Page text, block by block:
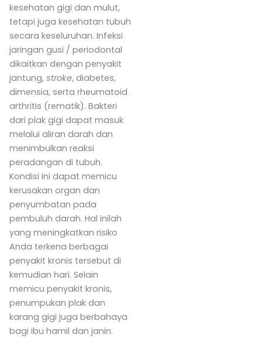
kesehatan gigi dan mulut,
tetapi juga kesehatan tubuh
secara keseluruhan. Infeksi
jaringan gusi / periodontal
dikaitkan dengan penyakit
jantung, stroke, diabetes,
dimensia, serta rheumatoid
arthritis (rematik). Bakteri
dari plak gigi dapat masuk
melalui aliran darah dan
menimbulkan reaksi
peradangan di tubuh.
Kondisi ini dapat memicu
kerusakan organ dan
penyumbatan pada
pembuluh darah. Hal inilah
yang meningkatkan risiko
Anda terkena berbagai
penyakit kronis tersebut di
kemudian hari. Selain
memicu penyakit kronis,
penumpukan plak dan
karang gigi juga berbahaya
bagi ibu hamil dan janin.